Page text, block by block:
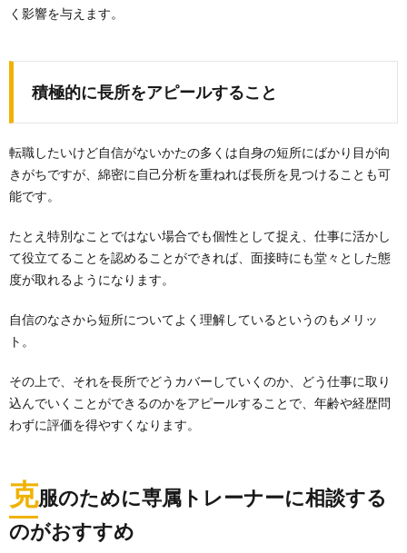
く影響を与えます。
積極的に長所をアピールすること
転職したいけど自信がないかたの多くは自身の短所にばかり目が向
きがちですが、綿密に自己分析を重ねれば長所を見つけることも可
能です。
たとえ特別なことではない場合でも個性として捉え、仕事に活かし
て役立てることを認めることができれば、面接時にも堂々とした態
度が取れるようになります。
自信のなさから短所についてよく理解しているというのもメリッ
ト。
その上で、それを長所でどうカバーしていくのか、どう仕事に取り
込んでいくことができるのかをアピールすることで、年齢や経歴問
わずに評価を得やすくなります。
克服のために専属トレーナーに相談する
のがおすすめ